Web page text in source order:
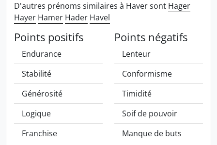
D'autres prénoms similaires à Haver sont Hager
Hayer Hamer Hader Havel
Points positifs
Endurance
Stabilité
Générosité
Logique
Franchise
Points négatifs
Lenteur
Conformisme
Timidité
Soif de pouvoir
Manque de buts